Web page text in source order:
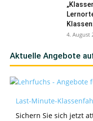
4. August
Aktuelle Angebote
Last-Minute-
Sichern Sie sich jetzt